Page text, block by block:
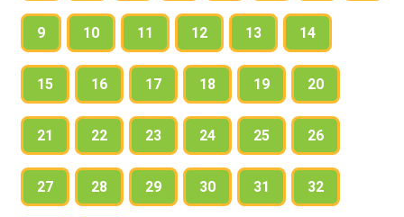
9 10 11 12 13 14
15 16 17 18 19 20
21 22 23 24 25 26
27 28 29 30 31 32